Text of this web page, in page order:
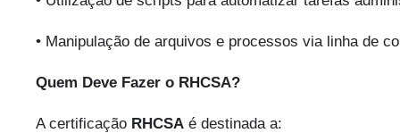
• Manipulação de arquivos e processos via linha de
Quem Deve Fazer o RHCSA?
A certificação RHCSA é destinada a: